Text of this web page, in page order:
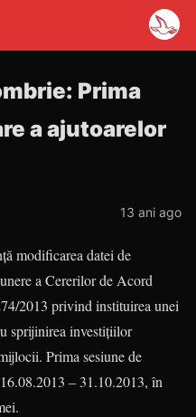
Prima
a ajutoarelor
13 ani ago
modificarea datei de
a Cererilor de Acord
2013 privind instituirea unei
sprijinirea investiţiilor
Prima sesiune de
– 31.10.2013, în